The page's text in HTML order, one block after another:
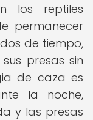
los reptiles
permanecer
de tiempo,
presas sin
de caza es
la noche,
y las presas